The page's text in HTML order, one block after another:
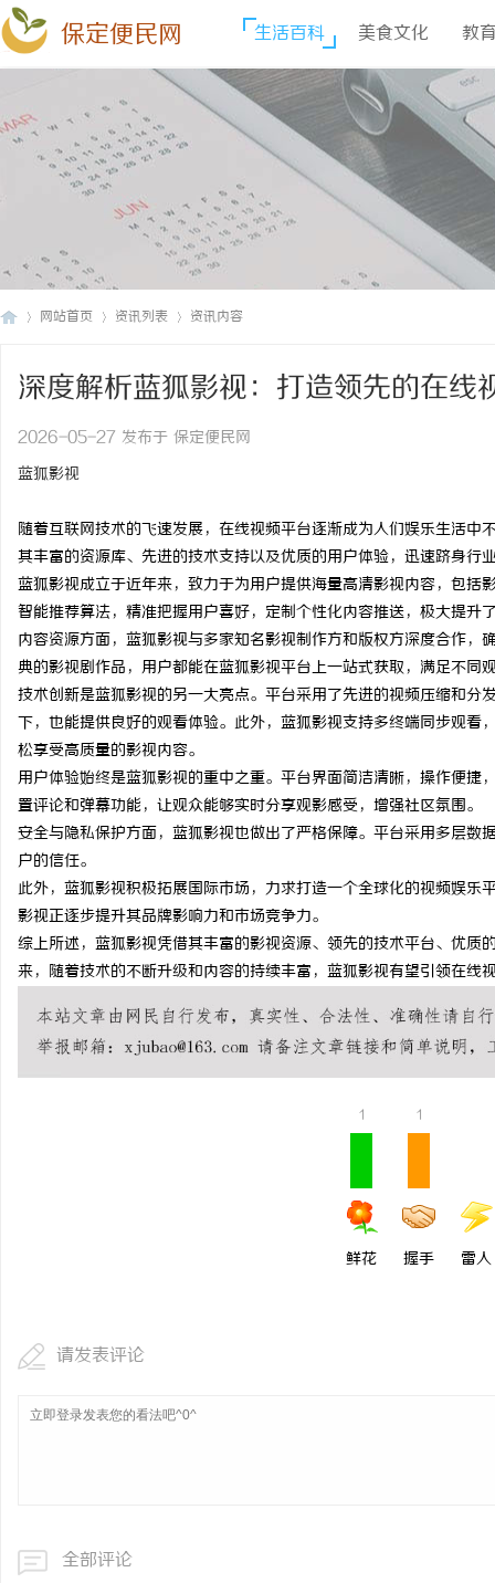
保定便民网 生活百科 美食文化 教
网站首页 资讯列表 资讯内容
深度解析蓝狐影视：打造领先的在线
2026-05-27 发布于 保定便民网
蓝狐影视
随着互联网技术的飞速发展，在线视频平台逐渐成为人们娱乐生活
其丰富的资源库、先进的技术支持以及优质的用户体验，迅速跻身行
蓝狐影视成立于近年来，致力于为用户提供海量高清影视内容，包
智能推荐算法，精准把握用户喜好，定制个性化内容推送，极大提升
内容资源方面，蓝狐影视与多家知名影视制作方和版权方深度合作
典的影视剧作品，用户都能在蓝狐影视平台上一站式获取，满足不同
技术创新是蓝狐影视的另一大亮点。平台采用了先进的视频压缩和
下，也能提供良好的观看体验。此外，蓝狐影视支持多终端同步观
松享受高质量的影视内容。
用户体验始终是蓝狐影视的重中之重。平台界面简洁清晰，操作便
置评论和弹幕功能，让观众能够实时分享观影感受，增强社区氛围。
安全与隐私保护方面，蓝狐影视也做出了严格保障。平台采用多层
户的信任。
此外，蓝狐影视积极拓展国际市场，力求打造一个全球化的视频娱
影视正逐步提升其品牌影响力和市场竞争力。
综上所述，蓝狐影视凭借其丰富的影视资源、领先的技术平台、优
来，随着技术的不断升级和内容的持续丰富，蓝狐影视有望引领在线
1
鲜花
1
握手 雷人
请发表评论
全部评论
秘！专业充电桩项目软件开发商，究竟藏着
些行业秘诀？
贝净 AC 国际医疗实验
全解析